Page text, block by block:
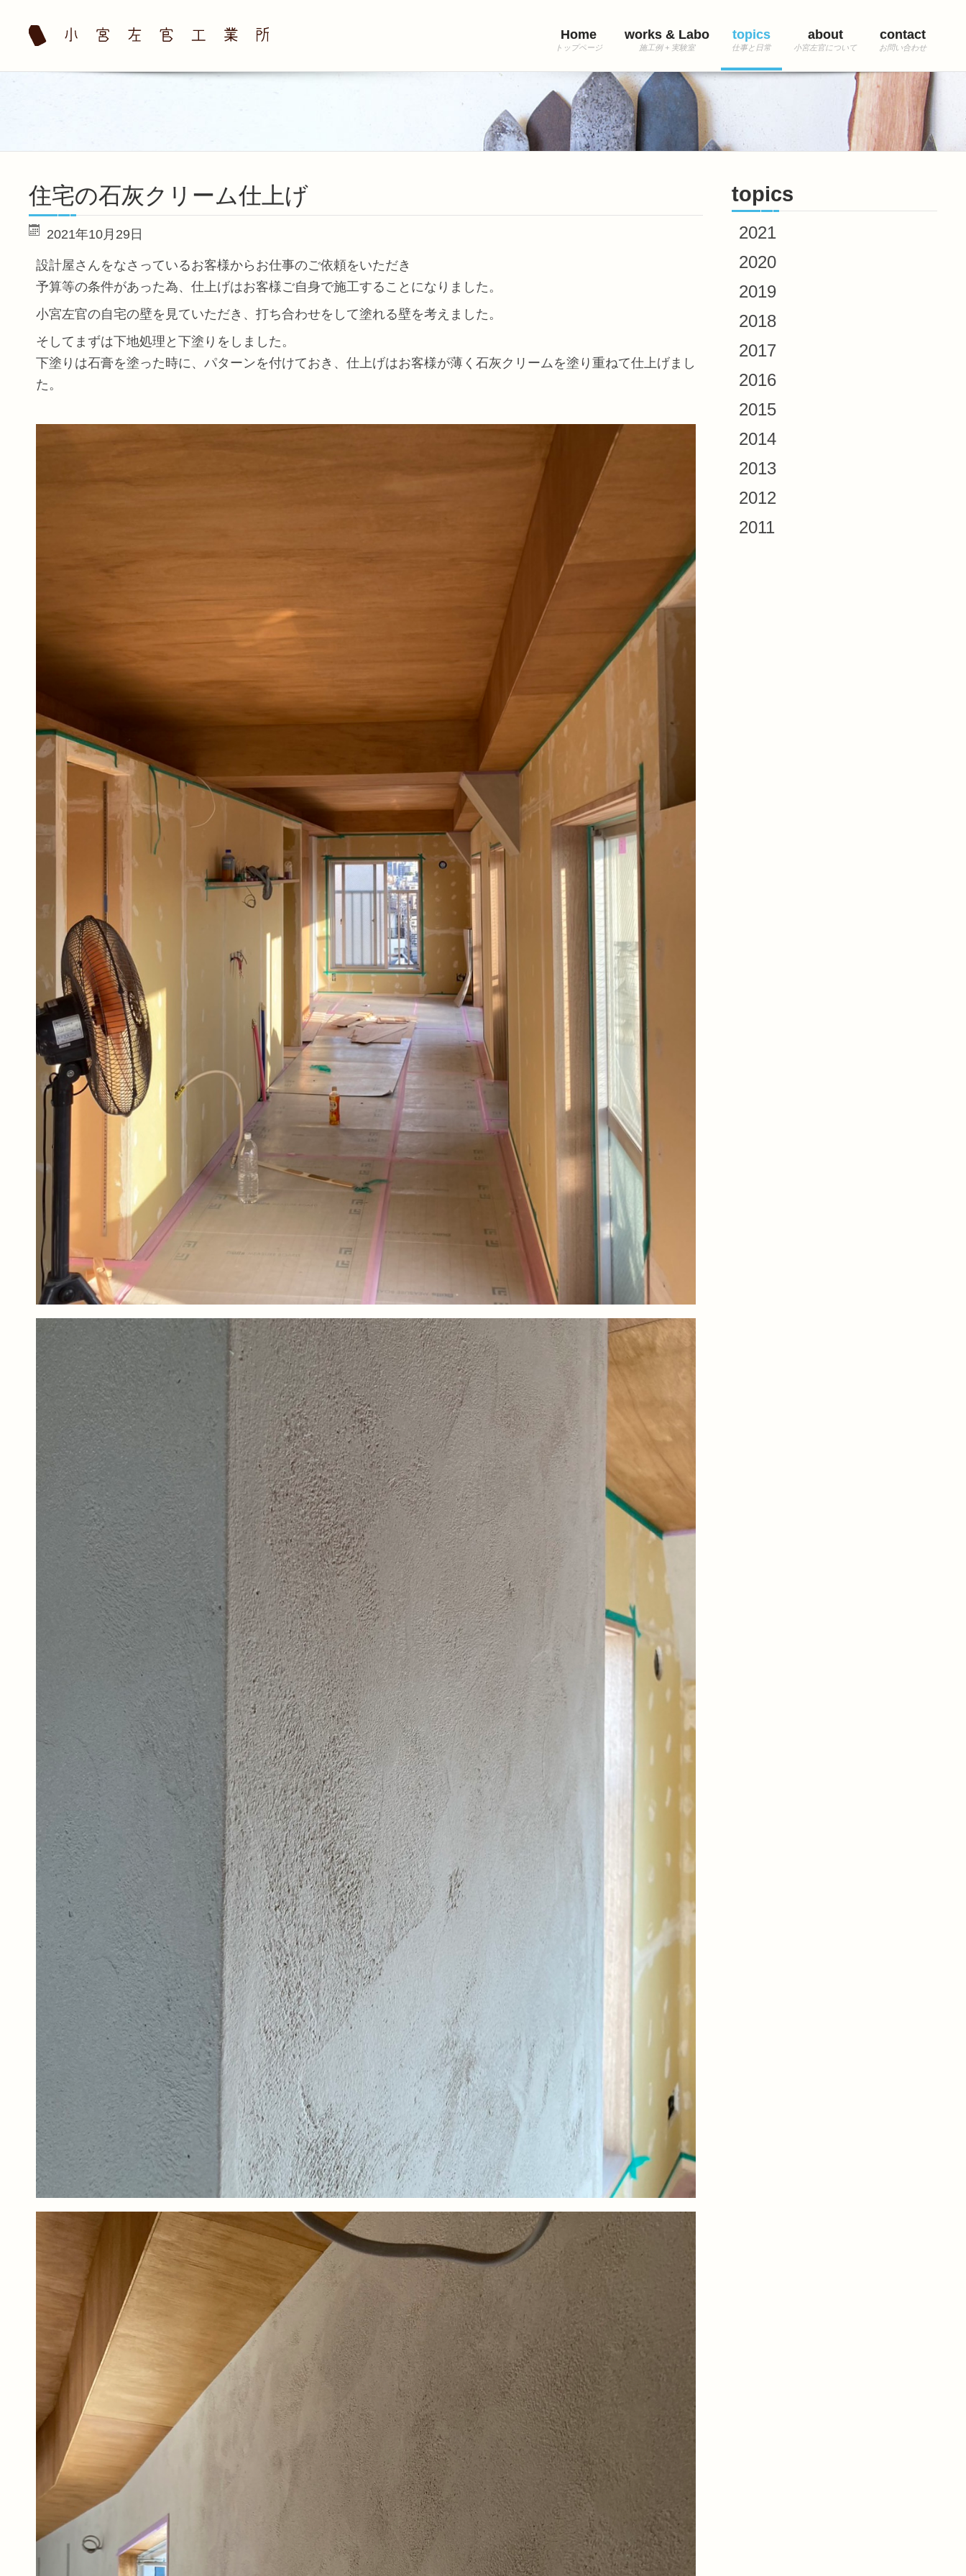
Home works & Labo topics about contact
住宅の石灰クリーム仕上げ
2021年10月29日
設計屋さんをなさっているお客様からお仕事のご依頼をいただき
予算等の条件があった為、仕上げはお客様ご自身で施工することになりました。
小宮左官の自宅の壁を見ていただき、打ち合わせをして塗れる壁を考えました。
そしてまずは下地処理と下塗りをしました。
下塗りは石膏を塗った時に、パターンを付けておき、仕上げはお客様が薄く石灰クリームを塗り重ねて仕上げまし
た。
topics
2021
2020
2019
2018
2017
2016
2015
2014
2013
2012
2011